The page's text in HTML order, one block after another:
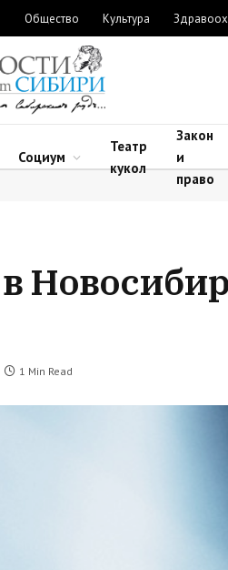
Общество Культура
Социум
Театр
кукол
Закон
и
право
1 Min Read